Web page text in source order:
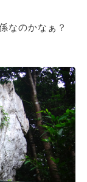
なのかなぁ？